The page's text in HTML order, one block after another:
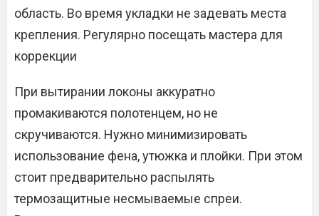
область. Во время укладки не задевать места
крепления. Регулярно посещать мастера для
коррекции
При вытирании локоны аккуратно
промакиваются полотенцем, но не
скручиваются. Нужно минимизировать
использование фена, утюжка и плойки. При этом
стоит предварительно распылять
термозащитные несмываемые спреи.